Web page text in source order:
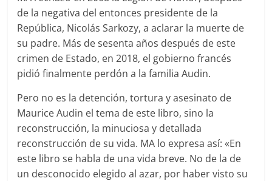
de la negativa del entonces presidente de la
República, Nicolás Sarkozy, a aclarar la muerte de
su padre. Más de sesenta años después de este
crimen de Estado, en 2018, el gobierno francés
pidió finalmente perdón a la familia Audin.
Pero no es la detención, tortura y asesinato de
Maurice Audin el tema de este libro, sino la
reconstrucción, la minuciosa y detallada
reconstrucción de su vida. MA lo expresa así: «En
este libro se habla de una vida breve. No de la de
un desconocido elegido al azar, por haber visto su